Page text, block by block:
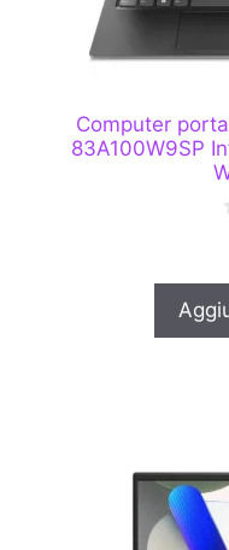
Computer
83A100W9SP